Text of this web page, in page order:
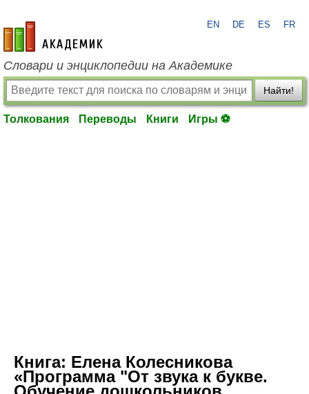
academic.ru
EN DE ES FR
Словари и энциклопедии на Академике
Найти!
Толкования Переводы Книги Игры ⚽
Книга: Елена Колесникова
«Программа "От звука к букве.